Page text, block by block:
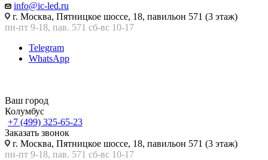
info@ic-led.ru
г. Москва, Пятницкое шоссе, 18, павильон 571 (3 этаж)
пн-пт 9-18, пав. 571 сб-вс 10-17
Telegram
WhatsApp
Ваш город
Колумбус
+7 (499) 325-65-23
Заказать звонок
г. Москва, Пятницкое шоссе, 18, павильон 571 (3 этаж)
пн-пт 9-18, пав. 571 сб-вс 10-17